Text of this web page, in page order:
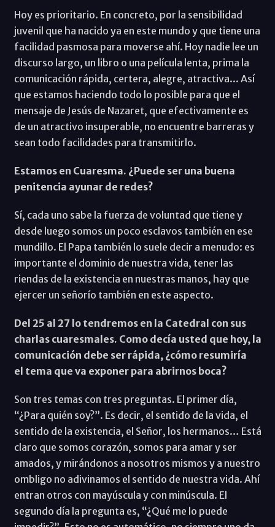
Hoy es prioritario. En concreto, por la sensibilidad
juvenil que ha nacido ya en este mundo y que tiene una
facilidad pasmosa para moverse ahí. Hoy nadie lee un
discurso largo, un libro o una película lenta, prima la
comunicación rápida, certera, alegre, atractiva... Así
que estamos haciendo todo lo posible para que el
mensaje de Jesús de Nazaret, que efectivamente es
de un atractivo insuperable, no encuentre barreras y
sean todo facilidades para transmitirlo.
Estamos en Cuaresma. ¿Puede ser una buena
penitencia ayunar de redes?
Sí, cada uno sabe la fuerza de voluntad que tiene y
desde luego somos un poco esclavos también en ese
mundillo. El Papa también lo suele decir a menudo: es
importante el dominio de nuestra vida, tener las
riendas de la existencia en nuestras manos, hay que
ejercer un señorío también en este aspecto.
Del 25 al 27 lo tendremos en la Catedral con sus
charlas cuaresmales. Como decía usted que hoy, la
comunicación debe ser rápida, ¿cómo resumiría
el tema que va exponer para abrirnos boca?
Son tres temas con tres preguntas. El primer día,
“¿Para quién soy?”. Es decir, el sentido de la vida, el
sentido de la existencia, el Señor, los hermanos… Está
claro que somos corazón, somos para amar y ser
amados, y mirándonos a nosotros mismos y a nuestro
ombligo no adivinamos el sentido de nuestra vida. Ahí
entran otros con mayúscula y con minúscula. El
segundo día la pregunta es, “¿Qué me lo puede